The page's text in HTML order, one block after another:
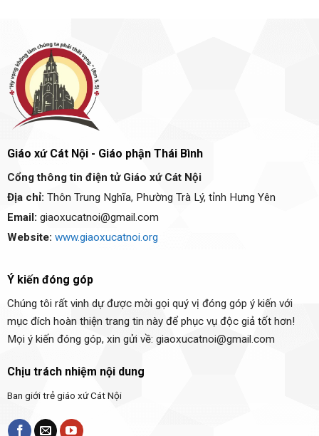
Giáo xứ Cát Nội - Giáo phận Thái Bình
Cổng thông tin điện tử Giáo xứ Cát Nội
Địa chỉ: Thôn Trung Nghĩa, Phường Trà Lý, tỉnh Hưng Yên
Email: giaoxucatnoi@gmail.com
Website: www.giaoxucatnoi.org
Ý kiến đóng góp
Chúng tôi rất vinh dự được mời gọi quý vị đóng góp ý kiến với
mục đích hoàn thiện trang tin này để phục vụ độc giả tốt hơn!
Mọi ý kiến đóng góp, xin gửi về: giaoxucatnoi@gmail.com
Chịu trách nhiệm nội dung
Ban giới trẻ giáo xứ Cát Nội